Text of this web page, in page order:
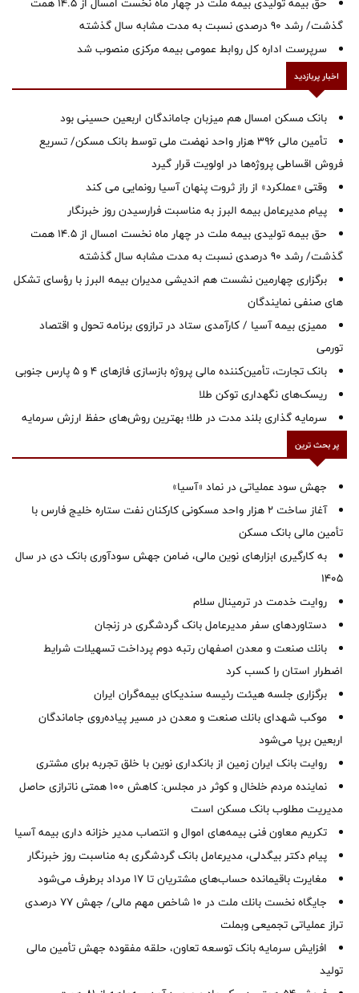
گذشت/ رشد 90 درصدی نسبت به مدت مشابه سال گذشته
سرپرست اداره كل روابط عمومی بیمه مركزی منصوب شد
اخبار پربازدید
بانک مسکن امسال هم میزبان جاماندگان اربعین حسینی بود
تأمین مالی ۳۹۶ هزار واحد نهضت ملی توسط بانک مسکن/ تسریع
فروش اقساطی پروژه‌ها در اولویت قرار گیرد
وقتی «عملکرد» از راز ثروت پنهان آسیا رونمایی می کند
پیام مدیرعامل بیمه البرز به مناسبت فرارسیدن روز خبرنگار
حق بیمه تولیدی بیمه ملت در چهار ماه نخست امسال از 14.5 همت
گذشت/ رشد 90 درصدی نسبت به مدت مشابه سال گذشته
برگزاری چهارمین نشست هم اندیشی مدیران بیمه البرز با رؤسای تشکل
های صنفی نمایندگان
ممیزی بیمه آسیا / کارآمدی ستاد در ترازوی برنامه تحول و اقتصاد
تورمی
بانک تجارت، تأمین‌کننده مالی پروژه بازسازی فازهای ۴ و ۵ پارس جنوبی
ریسک‌های نگهداری توکن طلا
سرمایه گذاری بلند مدت در طلا؛ بهترین روش‌های حفظ ارزش سرمایه
پر بحث ترین
جهش سود عملیاتی در نماد «آسیا»
آغاز ساخت ۲ هزار واحد مسکونی کارکنان نفت ستاره خلیج فارس با
تأمین مالی بانک مسکن
به کارگیری ابزارهای نوین مالی، ضامن جهش سودآوری بانک دی در سال
1405
روایت خدمت در ترمینال سلام
دستاوردهای سفر مدیرعامل بانک گردشگری در زنجان
بانك صنعت و معدن اصفهان رتبه دوم پرداخت تسهیلات شرایط
اضطرار استان را كسب كرد
برگزاری جلسه هیئت رئیسه سندیکای بیمه‌گران ایران
موكب شهدای بانك صنعت و معدن در مسیر پیاده‌روی جاماندگان
اربعین برپا می‌شود
روایت بانک ایران زمین از بانکداری نوین با خلق تجربه برای مشتری
نماینده مردم خلخال و کوثر در مجلس: کاهش ۱۰۰ همتی ناترازی حاصل
مدیریت مطلوب بانک مسکن است
تکریم معاون فنی بیمه‌های اموال و انتصاب مدیر خزانه داری بیمه آسیا
پیام دکتر بیگدلی، مدیرعامل بانک گردشگری به مناسبت روز خبرنگار
مغایرت‌ باقیمانده حساب‌های مشتریان تا ۱۷ مرداد برطرف می‌شود
جایگاه نخست بانك ملت در 10 شاخص مهم مالی/ جهش 77 درصدی
تراز عملیاتی تجمیعی وبملت
افزایش سرمایه بانک توسعه تعاون، حلقه مفقوده جهش تأمین مالی
تولید